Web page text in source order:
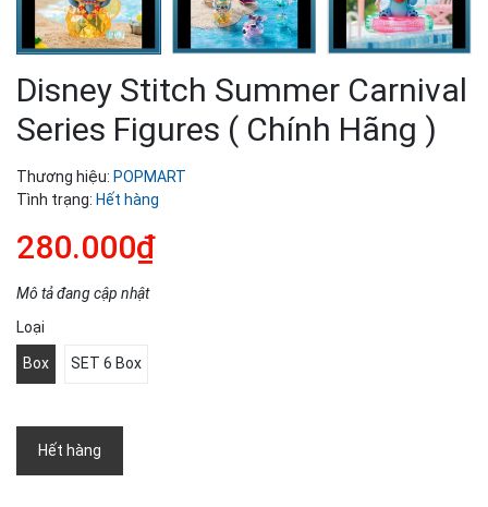
Disney Stitch Summer Carnival
Series Figures ( Chính Hãng )
Thương hiệu: POPMART
Tình trạng: Hết hàng
280.000₫
Mô tả đang cập nhật
Loại
Box SET 6 Box
Hết hàng